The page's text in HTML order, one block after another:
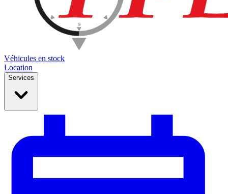
Véhicules en stock
Location
Services